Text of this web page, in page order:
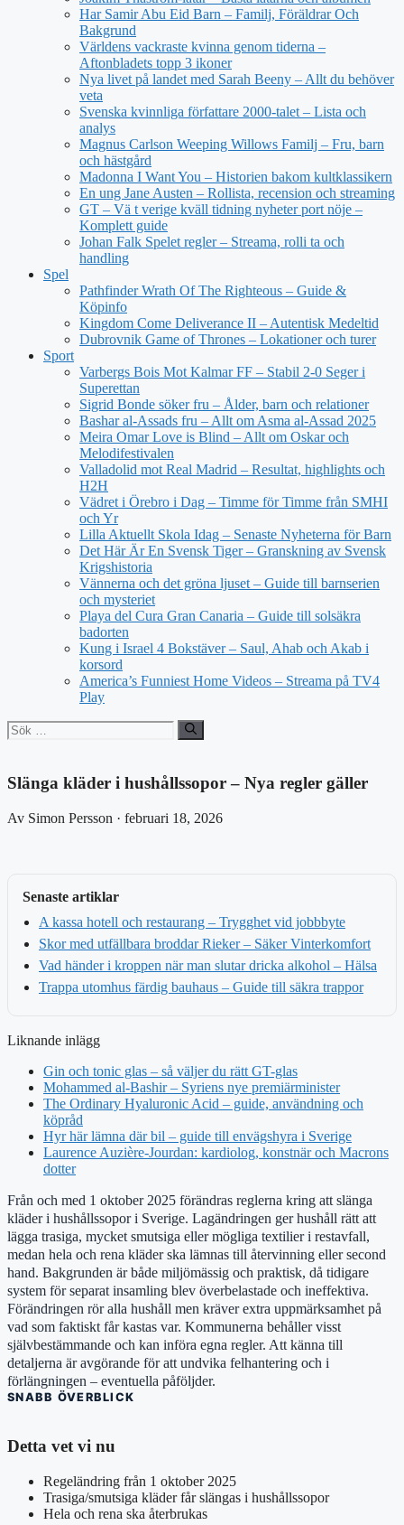
Har Samir Abu Eid Barn – Familj, Föräldrar Och
Bakgrund
Världens vackraste kvinna genom tiderna –
Aftonbladets topp 3 ikoner
Nya livet på landet med Sarah Beeny – Allt du behöver
veta
Svenska kvinnliga författare 2000-talet – Lista och
analys
Magnus Carlson Weeping Willows Familj – Fru, barn
och hästgård
Madonna I Want You – Historien bakom kultklassikern
En ung Jane Austen – Rollista, recension och streaming
GT – Vä t verige kväll tidning nyheter port nöje –
Komplett guide
Johan Falk Spelet regler – Streama, rolli ta och
handling
Spel
Pathfinder Wrath Of The Righteous – Guide &
Köpinfo
Kingdom Come Deliverance II – Autentisk Medeltid
Dubrovnik Game of Thrones – Lokationer och turer
Sport
Varbergs Bois Mot Kalmar FF – Stabil 2-0 Seger i
Superettan
Sigrid Bonde söker fru – Ålder, barn och relationer
Bashar al-Assads fru – Allt om Asma al-Assad 2025
Meira Omar Love is Blind – Allt om Oskar och
Melodifestivalen
Valladolid mot Real Madrid – Resultat, highlights och
H2H
Vädret i Örebro i Dag – Timme för Timme från SMHI
och Yr
Lilla Aktuellt Skola Idag – Senaste Nyheterna för Barn
Det Här Är En Svensk Tiger – Granskning av Svensk
Krigshistoria
Vännerna och det gröna ljuset – Guide till barnserien
och mysteriet
Playa del Cura Gran Canaria – Guide till solsäkra
badorten
Kung i Israel 4 Bokstäver – Saul, Ahab och Akab i
korsord
America’s Funniest Home Videos – Streama på TV4
Play
Sök
efter:
Slänga kläder i hushållssopor – Nya regler gäller
Av Simon Persson · februari 18, 2026
Senaste artiklar
A kassa hotell och restaurang – Trygghet vid jobbbyte
Skor med utfällbara broddar Rieker – Säker Vinterkomfort
Vad händer i kroppen när man slutar dricka alkohol – Hälsa
Trappa utomhus färdig bauhaus – Guide till säkra trappor
Liknande inlägg
Gin och tonic glas – så väljer du rätt GT-glas
Mohammed al-Bashir – Syriens nye premiärminister
The Ordinary Hyaluronic Acid – guide, användning och
köpråd
Hyr här lämna där bil – guide till envägshyra i Sverige
Laurence Auzière-Jourdan: kardiolog, konstnär och Macrons
dotter
Från och med 1 oktober 2025 förändras reglerna kring att slänga
kläder i hushållssopor i Sverige. Lagändringen ger hushåll rätt att
lägga trasiga, mycket smutsiga eller mögliga textilier i restavfall,
medan hela och rena kläder ska lämnas till återvinning eller second
hand. Bakgrunden är både miljömässig och praktisk, då tidigare
system för separat insamling blev överbelastade och ineffektiva.
Förändringen rör alla hushåll men kräver extra uppmärksamhet på
vad som faktiskt får kastas var. Kommunerna behåller visst
självbestämmande och kan införa egna regler. Att känna till
detaljerna är avgörande för att undvika felhantering och i
förlängningen – eventuella påföljder.
SNABB ÖVERBLICK
Detta vet vi nu
Regeländring från 1 oktober 2025
Trasiga/smutsiga kläder får slängas i hushållssopor
Hela och rena ska återbrukas